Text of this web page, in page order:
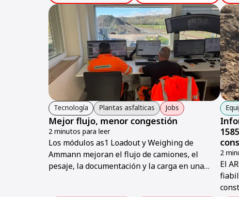
Tecnología Plantas asfalticas Jobs
Mejor flujo, menor congestión
2 minutos para leer
Los módulos as1 Loadout y Weighing de
Ammann mejoran el flujo de camiones, el
pesaje, la documentación y la carga en una
2
El